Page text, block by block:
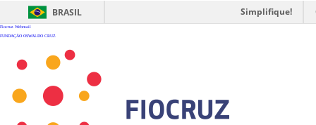
BRASIL Simplifique!
Fiocruz Webmail
FUNDAÇÃO OSWALDO CRUZ